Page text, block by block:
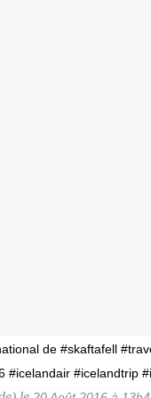
de #skaftafell
#icelandair #icelandtrip